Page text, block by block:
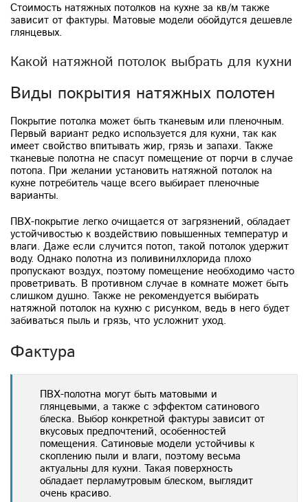
Стоимость натяжных потолков на кухне за кв/м также
зависит от фактуры. Матовые модели обойдутся дешевле
глянцевых.
Какой натяжной потолок выбрать для кухни
Виды покрытия натяжных полотен
Покрытие потолка может быть тканевым или пленочным.
Первый вариант редко используется для кухни, так как
имеет свойство впитывать жир, грязь и запахи. Также
тканевые полотна не спасут помещение от порчи в случае
потопа. При желании установить натяжной потолок на
кухне потребитель чаще всего выбирает пленочные
варианты.
ПВХ-покрытие легко очищается от загрязнений, обладает
устойчивостью к воздействию повышенных температур и
влаги. Даже если случится потоп, такой потолок удержит
воду. Однако полотна из поливинилхлорида плохо
пропускают воздух, поэтому помещение необходимо часто
проветривать. В противном случае в комнате может быть
слишком душно. Также не рекомендуется выбирать
натяжной потолок на кухню с рисунком, ведь в него будет
забиваться пыль и грязь, что усложнит уход.
Фактура
ПВХ-полотна могут быть матовыми и
глянцевыми, а также с эффектом сатинового
блеска. Выбор конкретной фактуры зависит от
вкусовых предпочтений, особенностей
помещения. Сатиновые модели устойчивы к
скоплению пыли и влаги, поэтому весьма
актуальны для кухни. Такая поверхность
обладает перламутровым блеском, выглядит
очень красиво.